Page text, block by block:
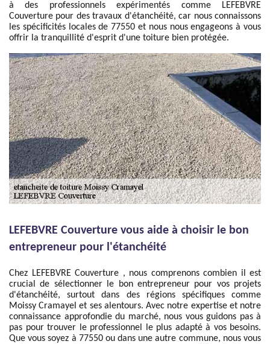
à des professionnels expérimentés comme LEFEBVRE
Couverture pour des travaux d'étanchéité, car nous connaissons
les spécificités locales de 77550 et nous nous engageons à vous
offrir la tranquillité d'esprit d'une toiture bien protégée.
LEFEBVRE Couverture vous aide à choisir le bon
entrepreneur pour l'étanchéité
Chez LEFEBVRE Couverture , nous comprenons combien il est
crucial de sélectionner le bon entrepreneur pour vos projets
d'étanchéité, surtout dans des régions spécifiques comme
Moissy Cramayel et ses alentours. Avec notre expertise et notre
connaissance approfondie du marché, nous vous guidons pas à
pas pour trouver le professionnel le plus adapté à vos besoins.
Que vous soyez à 77550 ou dans une autre commune, nous vous